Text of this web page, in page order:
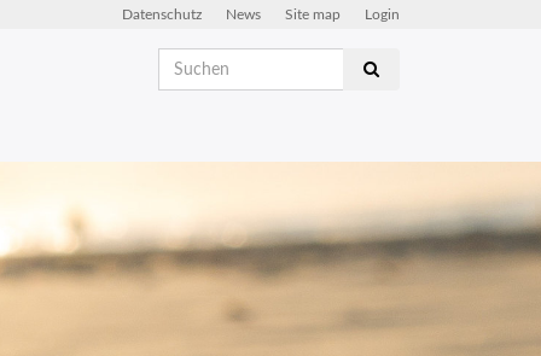
Datenschutz News Site map Login